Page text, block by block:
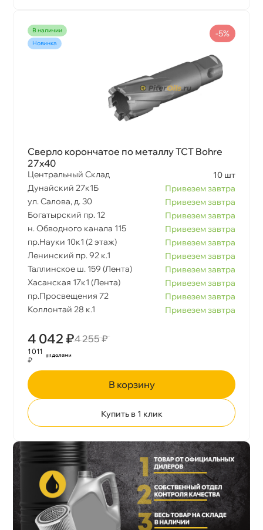
наличии
Новинка
Сверло корончатое по металлу TCT Bohre
27х40
Центральный Склад
10 шт
Дунайский 27к1Б
Привезем завтра
ул. Салова, д. 30
Привезем завтра
Богатырский пр. 12
Привезем завтра
н. Обводного канала 115
Привезем завтра
пр.Науки 10к1 (2 этаж)
Привезем завтра
Ленинский пр. 92 к.1
Привезем завтра
Таллинское ш. 159 (Лента)
Привезем завтра
Хасанская 17к1 (Лента)
Привезем завтра
пр.Просвещения 72
Привезем завтра
Коллонтай 28 к.1
Привезем завтра
4 042 ₽4 255 ₽
-5%
1 011
₽
корзину
Купить в 1 клик